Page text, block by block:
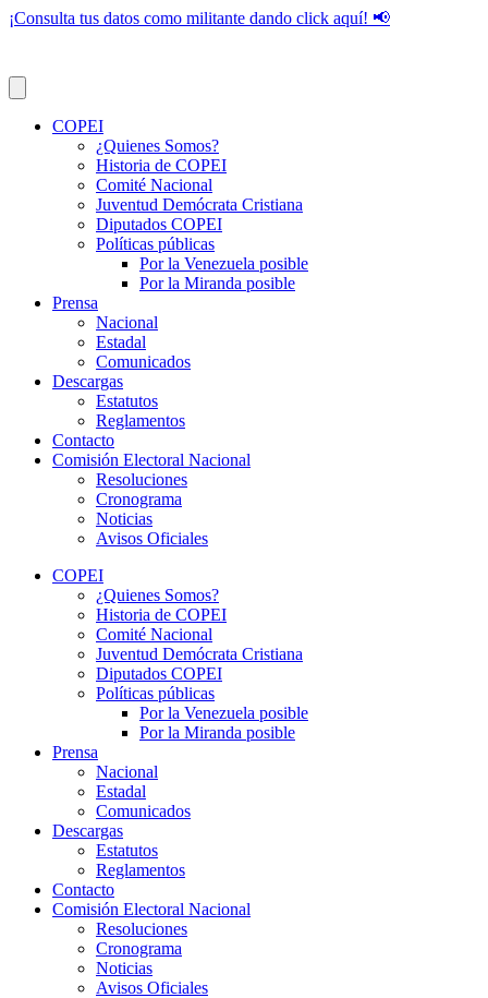
¡Consulta tus datos como militante dando click aquí! 📢
COPEI
¿Quienes Somos?
Historia de COPEI
Comité Nacional
Juventud Demócrata Cristiana
Diputados COPEI
Políticas públicas
Por la Venezuela posible
Por la Miranda posible
Prensa
Nacional
Estadal
Comunicados
Descargas
Estatutos
Reglamentos
Contacto
Comisión Electoral Nacional
Resoluciones
Cronograma
Noticias
Avisos Oficiales
COPEI
¿Quienes Somos?
Historia de COPEI
Comité Nacional
Juventud Demócrata Cristiana
Diputados COPEI
Políticas públicas
Por la Venezuela posible
Por la Miranda posible
Prensa
Nacional
Estadal
Comunicados
Descargas
Estatutos
Reglamentos
Contacto
Comisión Electoral Nacional
Resoluciones
Cronograma
Noticias
Avisos Oficiales